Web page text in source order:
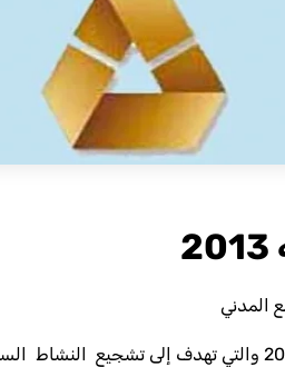
المدني
واستعرض رئيس مكتب الخدمات الثقافية عدداً من الأنشطة والمقترحات